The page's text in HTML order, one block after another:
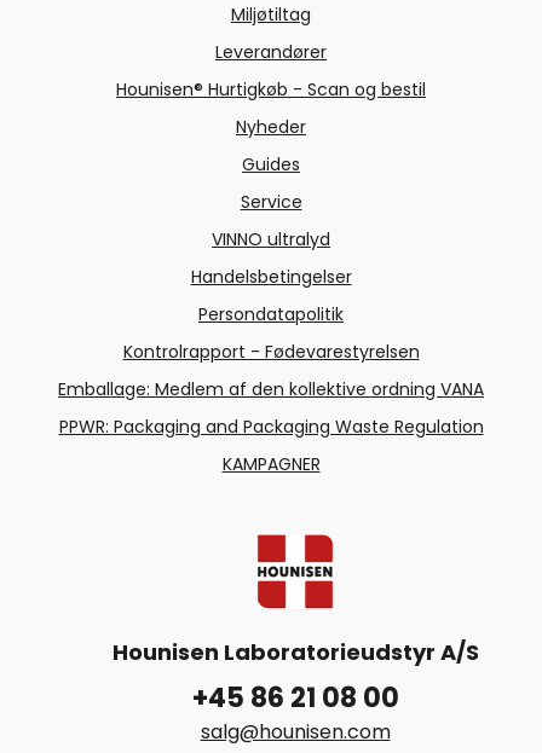
Miljøtiltag
Leverandører
Hounisen® Hurtigkøb - Scan og bestil
Nyheder
Guides
Service
VINNO ultralyd
Handelsbetingelser
Persondatapolitik
Kontrolrapport - Fødevarestyrelsen
Emballage: Medlem af den kollektive ordning VANA
PPWR: Packaging and Packaging Waste Regulation
KAMPAGNER
Hounisen Laboratorieudstyr A/S
+45 86 21 08 00
salg@hounisen.com